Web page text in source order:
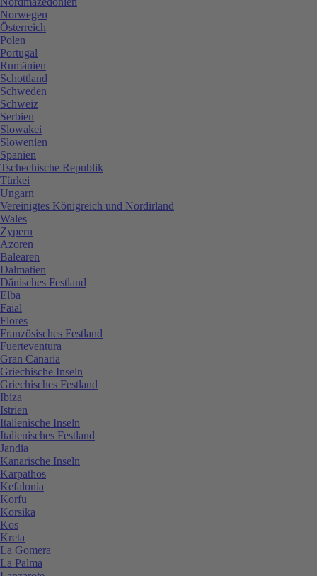
Norwegen
Österreich
Polen
Portugal
Rumänien
Schottland
Schweden
Schweiz
Serbien
Slowakei
Slowenien
Spanien
Tschechische Republik
Türkei
Ungarn
Vereinigtes Königreich und Nordirland
Wales
Zypern
Azoren
Balearen
Dalmatien
Dänisches Festland
Elba
Faial
Flores
Französisches Festland
Fuerteventura
Gran Canaria
Griechische Inseln
Griechisches Festland
Ibiza
Istrien
Italienische Inseln
Italienisches Festland
Jandia
Kanarische Inseln
Karpathos
Kefalonia
Korfu
Korsika
Kos
Kreta
La Gomera
La Palma